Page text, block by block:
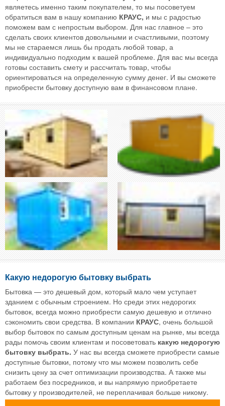
являетесь именно таким покупателем, то мы посоветуем
обратиться вам в нашу компанию КРАУС, и мы с радостью
поможем вам с непростым выбором. Для нас главное – это
сделать своих клиентов довольными и счастливыми, поэтому
мы не стараемся лишь бы продать любой товар, а
индивидуально подходим к вашей проблеме. Для вас мы всегда
готовы составить смету и рассчитать товар, чтобы
ориентироваться на определенную сумму денег. И вы сможете
приобрести бытовку доступную вам в финансовом плане.
Какую недорогую бытовку выбрать
Бытовка — это дешевый дом, который мало чем уступает
зданием с обычным строением. Но среди этих недорогих
бытовок, всегда можно приобрести самую дешевую и отлично
сэкономить свои средства. В компании КРАУС, очень большой
выбор бытовок по самым доступным ценам на рынке, мы всегда
рады помочь своим клиентам и посоветовать какую недорогую
бытовку выбрать. У нас вы всегда сможете приобрести самые
доступные бытовки, потому что мы можем позволить себе
снизить цену за счет оптимизации производства. А также мы
работаем без посредников, и вы напрямую приобретаете
бытовку у производителей, не переплачивая больше никому.